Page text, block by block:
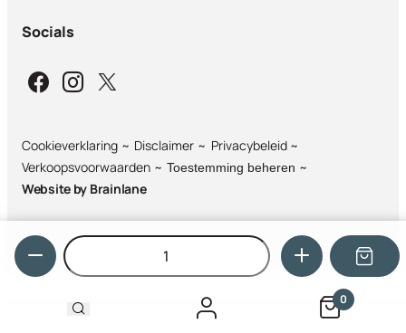
0
Hoeveelheid
Socials
Cookieverklaring Disclaimer
Privacybeleid
Verkoopsvoorwaarden
Toestemming beheren
Website by Brainlane